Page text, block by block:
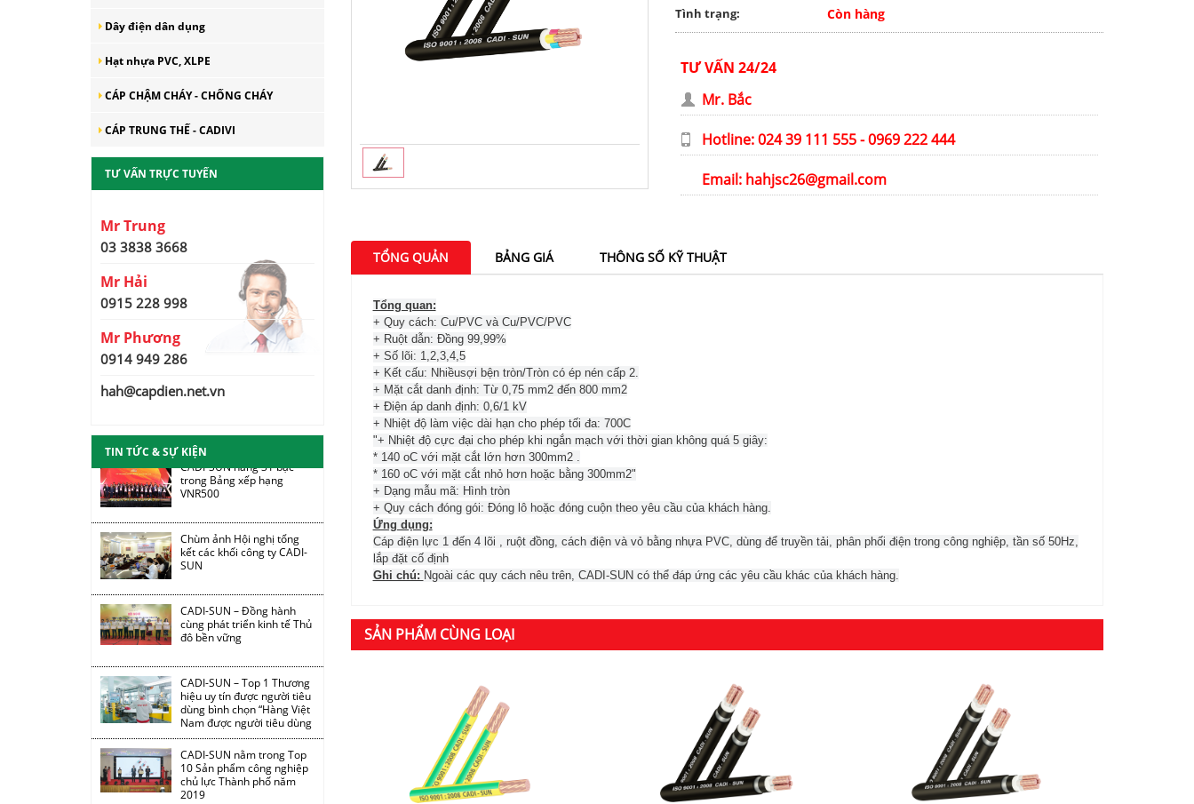
Dây điện dân dụng
Hạt nhựa PVC, XLPE
CÁP CHẬM CHÁY - CHỐNG CHÁY
CÁP TRUNG THẾ - CADIVI
TƯ VẤN TRỰC TUYẾN
Mr Trung
03 3838 3668
Mr Hải
0915 228 998
Mr Phương
0914 949 286
hah@capdien.net.vn
TIN TỨC & SỰ KIỆN
CADI-SUN – Đồng hành
cùng phát triển kinh tế Thủ
đô bền vững
hiệu uy tín được người tiêu
dùng bình chọn “Hàng Việt
Nam được người tiêu dùng
yêu thích 2019”
CADI-SUN nằm trong Top
10 Sản phẩm công nghiệp
chủ lực Thành phố năm
quả hệ thống đại lý
CADI-SUN nâng 31 bậc
trong Bảng xếp hạng
VNR500
Chùm ảnh Hội nghị tổng
kết các khối công ty CADI-
SUN
CADI-SUN – Đồng hành
cùng phát triển kinh tế Thủ
đô bền vững
CADI-SUN – Top 1 Thương
hiệu uy tín được người tiêu
dùng bình chọn “Hàng Việt
Nam được người tiêu dùng
yêu thích 2019”
CADI-SUN nằm trong Top
10 Sản phẩm công nghiệp
chủ lực Thành phố năm
2019
Tình trạng: Còn hàng
TƯ VẤN 24/24
Mr. Bắc
Hotline: 024 39 111 555 - 0969 222 444
Email: hahjsc26@gmail.com
TỔNG QUẢN BẢNG GIÁ THÔNG SỐ KỸ THUẬT
Tổng quan:
+ Quy cách: Cu/PVC và Cu/PVC/PVC
+ Ruột dẫn: Đồng 99,99%
+ Số lõi: 1,2,3,4,5
+ Kết cấu: Nhiềusợi bện tròn/Tròn có ép nén cấp 2.
+ Mặt cắt danh định: Từ 0,75 mm2 đến 800 mm2
+ Điện áp danh định: 0,6/1 kV
+ Nhiệt độ làm việc dài hạn cho phép tối đa: 700C
"+ Nhiệt độ cực đại cho phép khi ngắn mạch với thời gian không quá 5 giây:
* 140 oC với mặt cắt lớn hơn 300mm2 .
* 160 oC với mặt cắt nhỏ hơn hoặc bằng 300mm2"
+ Dạng mẫu mã: Hình tròn
+ Quy cách đóng gói: Đóng lô hoặc đóng cuộn theo yêu cầu của khách hàng.
Ứng dụng:
Cáp điện lực 1 đến 4 lõi , ruột đồng, cách điện và vỏ bằng nhựa PVC, dùng để truyền tải, phân phối điện trong công nghiệp, tần số 50Hz,
lắp đặt cố định
Ghi chú: Ngoài các quy cách nêu trên, CADI-SUN có thể đáp ứng các yêu cầu khác của khách hàng.
SẢN PHẨM CÙNG LOẠI